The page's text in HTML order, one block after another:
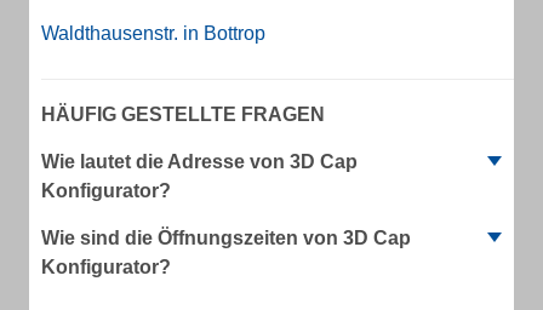
Waldthausenstr. in Bottrop
HÄUFIG GESTELLTE FRAGEN
Wie lautet die Adresse von 3D Cap
Konfigurator?
Wie sind die Öffnungszeiten von 3D Cap
Konfigurator?